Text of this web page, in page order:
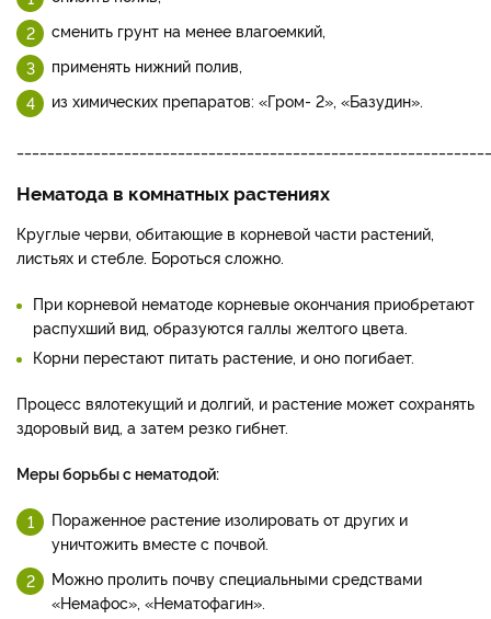
сменить грунт на менее влагоемкий,
применять нижний полив,
из химических препаратов: «Гром- 2», «Базудин».
Нематода в комнатных растениях
Круглые черви, обитающие в корневой части растений,
листьях и стебле. Бороться сложно.
При корневой нематоде корневые окончания приобретают
распухший вид, образуются галлы желтого цвета.
Корни перестают питать растение, и оно погибает.
Процесс вялотекущий и долгий, и растение может сохранять
здоровый вид, а затем резко гибнет.
Меры борьбы с нематодой:
Пораженное растение изолировать от других и
уничтожить вместе с почвой.
Можно пролить почву специальными средствами
«Немафос», «Нематофагин».